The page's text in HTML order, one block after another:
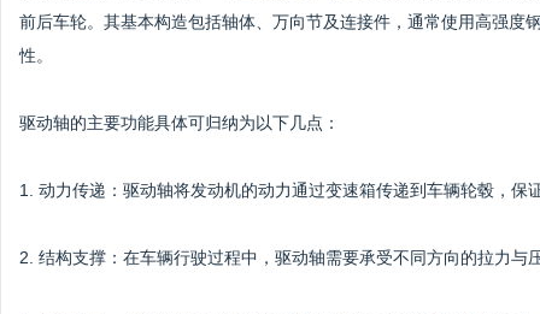
前后车轮。其基本构造包括轴体、万向节及连接件，通常使用高强度
性。
驱动轴的主要功能具体可归纳为以下几点：
1. 动力传递：驱动轴将发动机的动力通过变速箱传递到车辆轮毂，保
2. 结构支撑：在车辆行驶过程中，驱动轴需要承受不同方向的拉力